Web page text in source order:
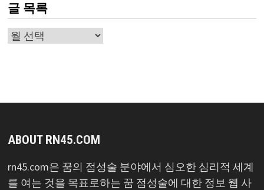
글 목록
글
ABOUT RN45.COM
rn45.com은 꿈의 점성술 분야에서 심오한 심리적 세계
를 여는 것을 목표로하는 꿈 점성술에 대한 정보 웹 사